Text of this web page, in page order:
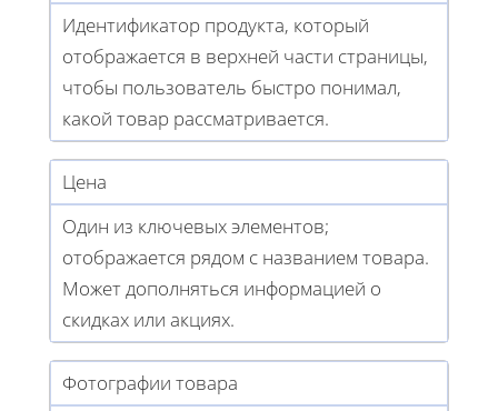
Идентификатор продукта, который
отображается в верхней части страницы,
чтобы пользователь быстро понимал,
какой товар рассматривается.
Цена
Один из ключевых элементов;
отображается рядом с названием товара.
Может дополняться информацией о
скидках или акциях.
Фотографии товара